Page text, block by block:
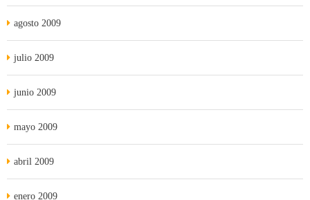
agosto 2009
julio 2009
junio 2009
mayo 2009
abril 2009
enero 2009